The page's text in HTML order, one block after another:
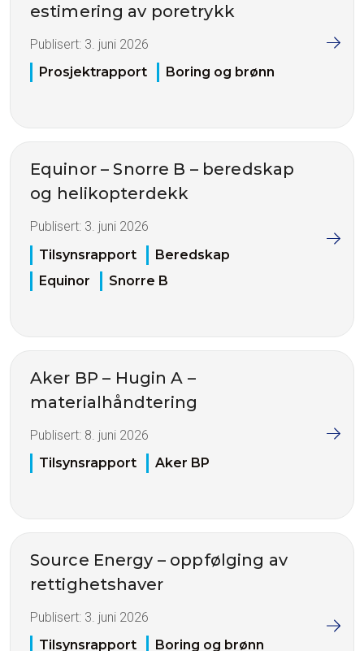
estimering av poretrykk
Publisert: 3. juni 2026
Prosjektrapport
Boring og brønn
Equinor – Snorre B – beredskap
og helikopterdekk
Publisert: 3. juni 2026
Tilsynsrapport
Beredskap
Equinor
Snorre B
Aker BP – Hugin A –
materialhåndtering
Publisert: 8. juni 2026
Tilsynsrapport
Aker BP
Source Energy – oppfølging av
rettighetshaver
Publisert: 3. juni 2026
Tilsynsrapport
Boring og brønn